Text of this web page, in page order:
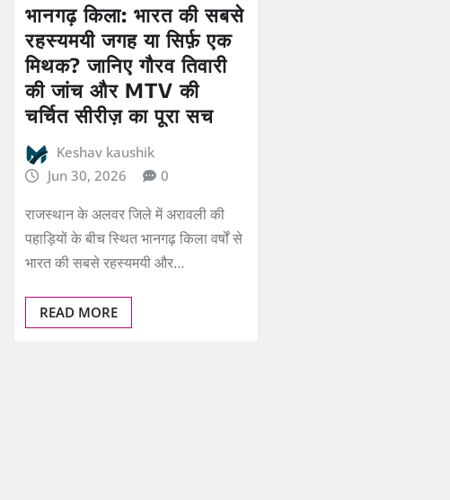
भानगढ़ किला: भारत की सबसे
रहस्यमयी जगह या सिर्फ़ एक
मिथक? जानिए गौरव तिवारी
की जांच और MTV की
चर्चित सीरीज़ का पूरा सच
Keshav kaushik
Jun 30, 2026
0
राजस्थान के अलवर जिले में अरावली की
पहाड़ियों के बीच स्थित भानगढ़ किला वर्षों से
भारत की सबसे रहस्यमयी और…
READ MORE